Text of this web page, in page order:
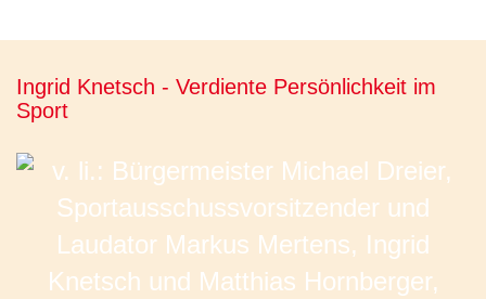
Ingrid Knetsch - Verdiente Persönlichkeit im
Sport